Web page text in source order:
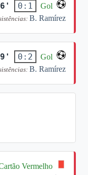
0:1
Gol
B. Ramírez
0:2
Gol
B. Ramírez
Vermelho